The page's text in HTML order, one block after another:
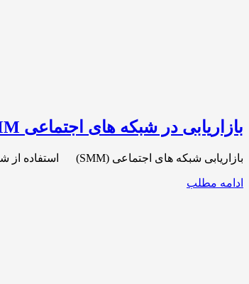
بازاریابی در شبکه های اجتماعی SMM
بازاریابی شبکه های اجتماعی (SMM) استفاده از شبکه‌های اجتماعی افزایش چشمگیری داشته است و نفوذ آن در بین کاربران بیشتر شده است، خیلی‌ها[…]
ادامه مطلب